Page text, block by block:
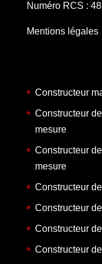
Numéro RCS :
Mentions légales
Constructeur
Constructeur
mesure
Constructeur
mesure
Constructeur
Constructeur
Constructeur
Constructeur